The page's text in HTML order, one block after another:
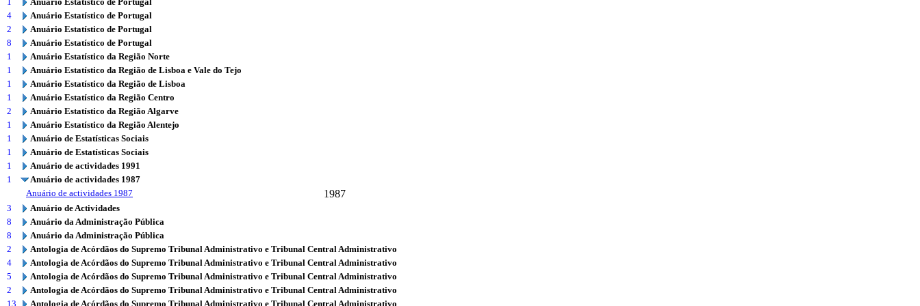
4
Anuário Estatístico de Portugal
2
Anuário Estatístico de Portugal
8
Anuário Estatístico de Portugal
1
Anuário Estatístico da Região Norte
1
Anuário Estatístico da Região de Lisboa e Vale do Tejo
1
Anuário Estatístico da Região de Lisboa
1
Anuário Estatístico da Região Centro
2
Anuário Estatístico da Região Algarve
1
Anuário Estatístico da Região Alentejo
1
Anuário de Estatísticas Sociais
1
Anuário de Estatísticas Sociais
1
Anuário de actividades 1991
1
Anuário de actividades 1987
Anuário de actividades 1987
1987
3
Anuário de Actividades
8
Anuário da Administração Pública
8
Anuário da Administração Pública
2
Antologia de Acórdãos do Supremo Tribunal Administrativo e Tribunal Central Administrativo
4
Antologia de Acórdãos do Supremo Tribunal Administrativo e Tribunal Central Administrativo
5
Antologia de Acórdãos do Supremo Tribunal Administrativo e Tribunal Central Administrativo
2
Antologia de Acórdãos do Supremo Tribunal Administrativo e Tribunal Central Administrativo
13
Antologia de Acórdãos do Supremo Tribunal Administrativo e Tribunal Central Administrativo